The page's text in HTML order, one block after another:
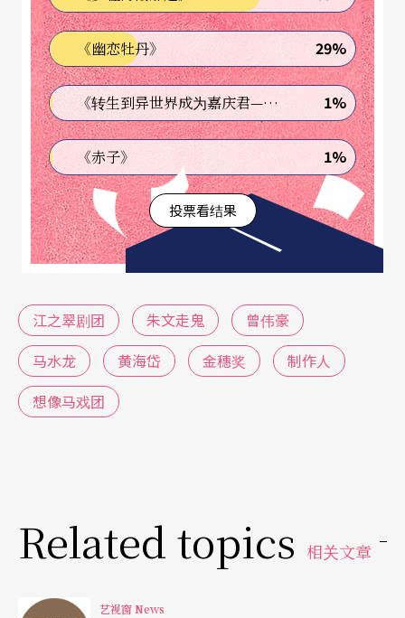
《幽恋牡丹》 29%
《转生到异世界成为嘉庆君—发现我的祖先是诈骗集团!?》 1%
《赤子》 1%
投票看结果
江之翠剧团 朱文走鬼
曾伟豪
马水龙
黄海岱 金穗奖
制作人
想像马戏团
Related topics 相关文章
艺视窗 News